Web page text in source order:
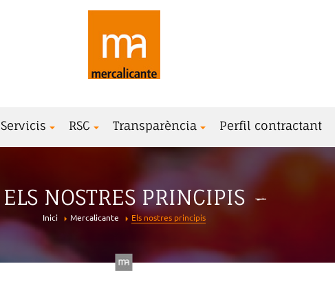
Servicis RSC Transparència Perfil contractant
ELS NOSTRES PRINCIPIS
Inici Mercalicante Els nostres principis